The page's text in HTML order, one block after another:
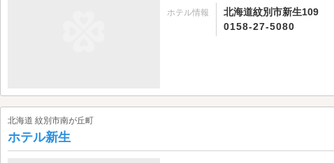
ホテル情報
北海道紋別市新生109
0158-27-5080
北海道 紋別市南が丘町
ホテル新生